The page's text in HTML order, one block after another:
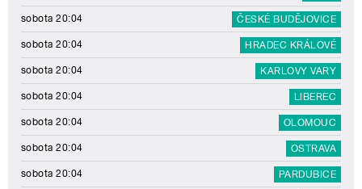
sobota 20:04 ČESKÉ BUDĚJOVICE
sobota 20:04 HRADEC KRÁLOVÉ
sobota 20:04 KARLOVY VARY
sobota 20:04 LIBEREC
sobota 20:04 OLOMOUC
sobota 20:04 OSTRAVA
sobota 20:04 PARDUBICE